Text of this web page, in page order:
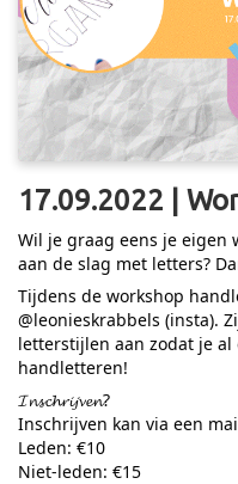
17.09.2022 |
Wil je graag eens je eigen
aan de slag met letters?
Tijdens de workshop
@leonieskrabbels (insta).
letterstijlen aan zodat je
handletteren!
𝓘𝓷𝓼𝓬𝓱𝓻𝓲𝓳𝓿𝓮𝓷?
Inschrijven kan via een
Leden: €10
Niet-leden: €15